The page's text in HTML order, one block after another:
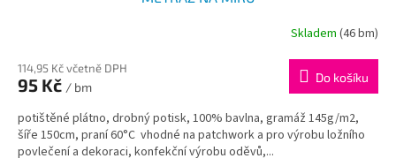
Skladem (46 bm)
114,95 Kč včetně DPH
95 Kč / bm
Do košíku
potištěné plátno, drobný potisk, 100% bavlna, gramáž 145g/m2,
šíře 150cm, praní 60°C vhodné na patchwork a pro výrobu ložního
povlečení a dekoraci, konfekční výrobu oděvů,...